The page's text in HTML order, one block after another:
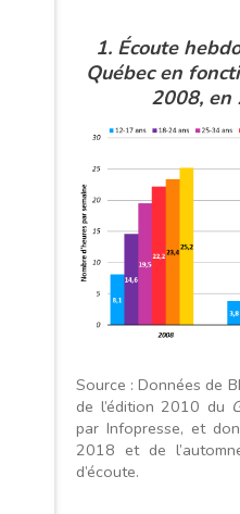
1. Écoute
Québecen
2008, en
Source : Données de
de l’édition 2010 du
par Infopresse, et
2018 et de
d’écoute.